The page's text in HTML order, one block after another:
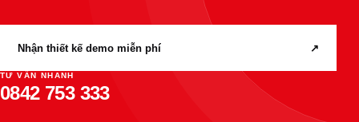
Nhận thiết kế demo miễn phí ↗
TƯ VẤN NHANH
0842 753 333